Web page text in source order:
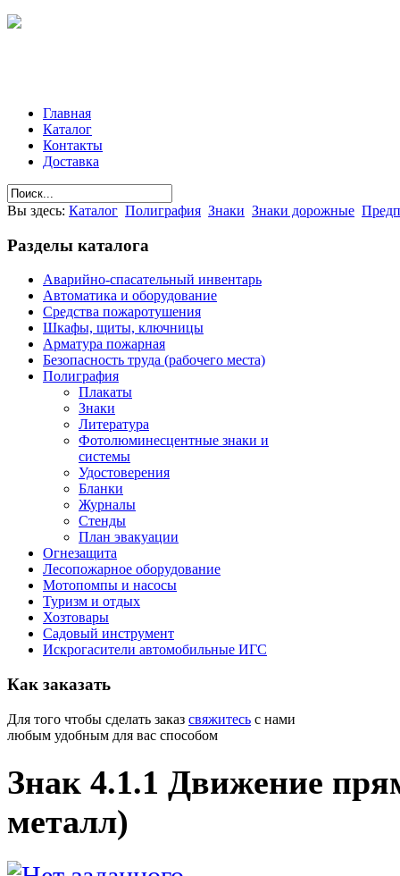
Главная
Каталог
Контакты
Доставка
Вы здесь: Каталог Полиграфия Знаки Знаки дорожные
Разделы каталога
Аварийно-спасательный инвентарь
Автоматика и оборудование
Средства пожаротушения
Шкафы, щиты, ключницы
Арматура пожарная
Безопасность труда (рабочего места)
Полиграфия
Плакаты
Знаки
Литература
Фотолюминесцентные знаки и
системы
Удостоверения
Бланки
Журналы
Стенды
План эвакуации
Огнезащита
Лесопожарное оборудование
Мотопомпы и насосы
Туризм и отдых
Хозтовары
Садовый инструмент
Искрогасители автомобильные ИГС
Как заказать
Для того чтобы сделать заказ свяжитесь с нами
любым удобным для вас способом
Знак 4.1.1 Движение
металл)